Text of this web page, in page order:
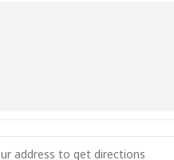
ΓΑΛΑΝΗ/ΤΣΑΛΙΓΟΠΟΥΛΟΥ/